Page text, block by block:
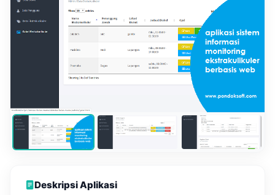
Deskripsi Aplikasi